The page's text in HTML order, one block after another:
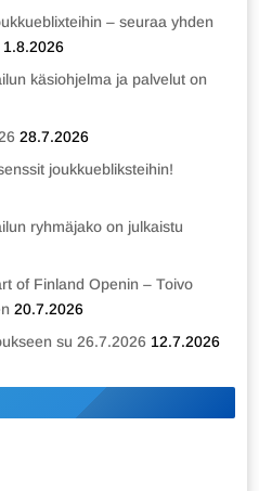
– seuraa yhden
1.8.2026
käsiohjelma ja palvelut on
28.7.2026
joukkuebliksteihin!
ryhmäjako on julkaistu
of Finland Openin – Toivo
20.7.2026
su 26.7.2026 12.7.2026